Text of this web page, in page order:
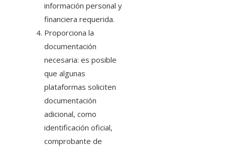
información personal y
financiera requerida.
Proporciona la
documentación
necesaria: es posible
que algunas
plataformas soliciten
documentación
adicional, como
identificación oficial,
comprobante de